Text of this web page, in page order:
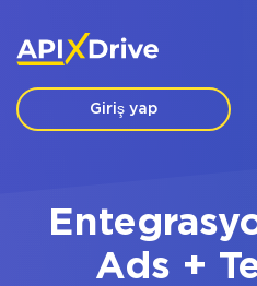
Giriş yap
Ads +